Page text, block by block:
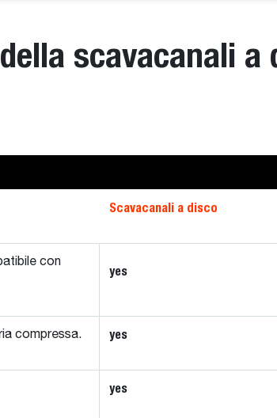
scavacanali a
Scavacanali a disco
con
yes
compressa. yes
yes